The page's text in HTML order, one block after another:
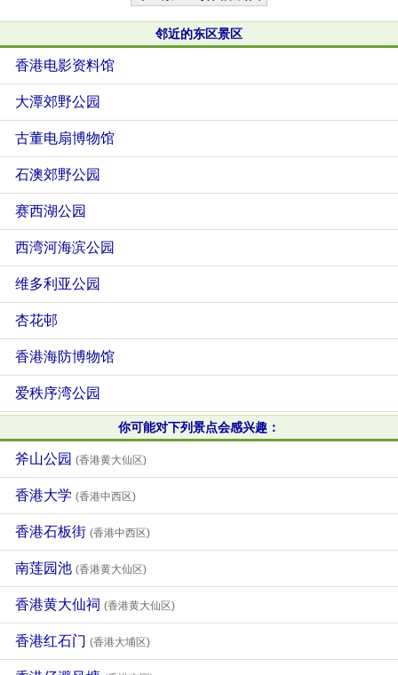
邻近的东区景区
香港电影资料馆
大潭郊野公园
古董电扇博物馆
石澳郊野公园
赛西湖公园
西湾河海滨公园
维多利亚公园
杏花邨
香港海防博物馆
爱秩序湾公园
你可能对下列景点会感兴趣：
斧山公园 (香港黄大仙区)
香港大学 (香港中西区)
香港石板街 (香港中西区)
南莲园池 (香港黄大仙区)
香港黄大仙祠 (香港黄大仙区)
香港红石门 (香港大埔区)